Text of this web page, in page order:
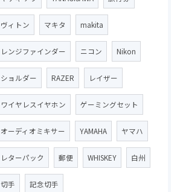
ヴィトン マキタ makita
レンジファインダー ニコン Nikon
ショルダー RAZER レイザー
ワイヤレスイヤホン ゲーミングセット
オーディオミキサー YAMAHA ヤマハ
レターパック 郵便 WHISKEY 白州
切手 記念切手